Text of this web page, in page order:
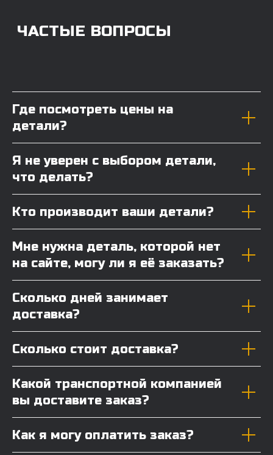
Где посмотреть цены на
детали?
Я не уверен с выбором детали,
что делать?
Кто производит ваши детали?
Мне нужна деталь, которой нет
на сайте, могу ли я её заказать?
Сколько дней занимает
доставка?
Сколько стоит доставка?
Какой транспортной компанией
вы доставите заказ?
Как я могу оплатить заказ?